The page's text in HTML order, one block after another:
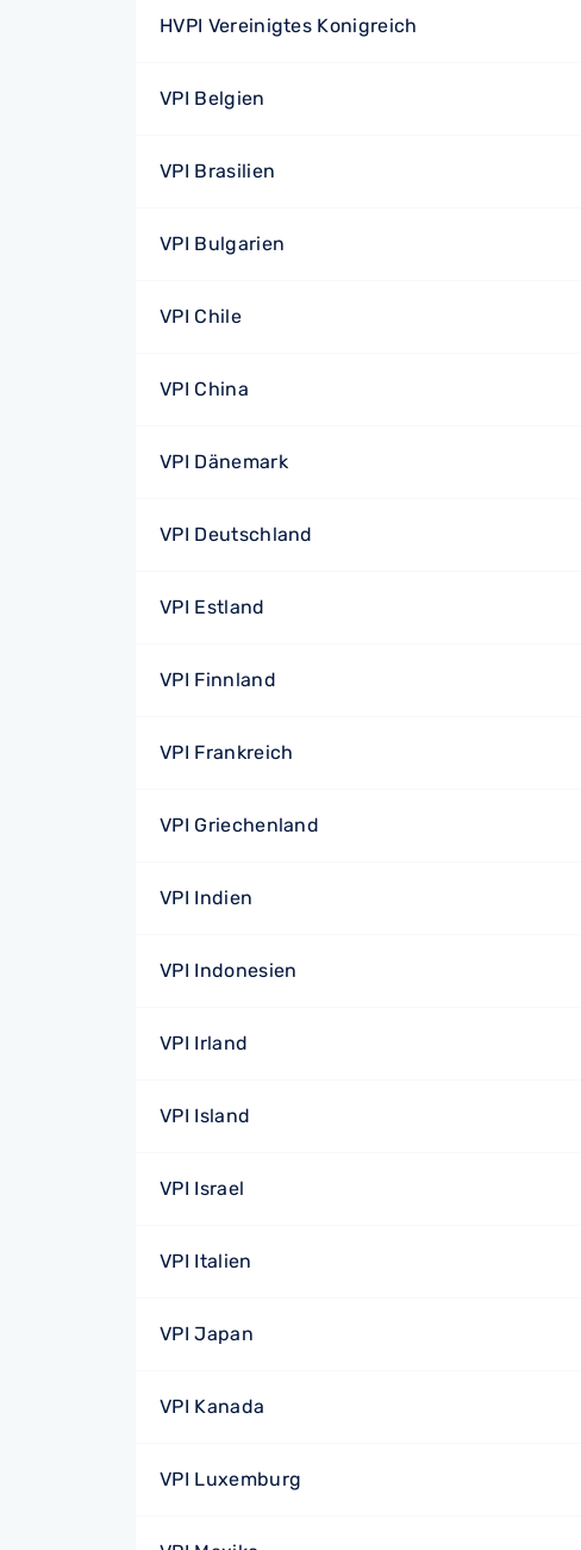
HVPI Vereinigtes Konigreich
VPI Belgien
VPI Brasilien
VPI Bulgarien
VPI Chile
VPI China
VPI Dänemark
VPI Deutschland
VPI Estland
VPI Finnland
VPI Frankreich
VPI Griechenland
VPI Indien
VPI Indonesien
VPI Irland
VPI Island
VPI Israel
VPI Italien
VPI Japan
VPI Kanada
VPI Luxemburg